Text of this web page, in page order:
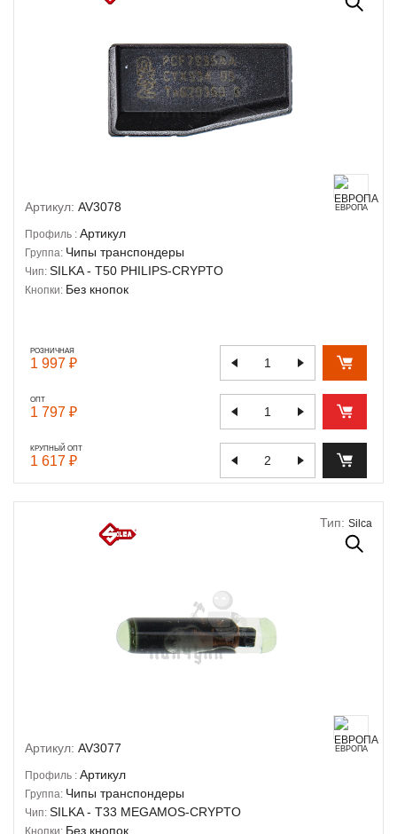
Артикул: AV3078 ЕВРОПА
Профиль : Артикул
Группа: Чипы транспондеры
Чип: SILKA - T50 PHILIPS-CRYPTO
Кнопки: Без кнопок
РОЗНИЧНАЯ
1 997 ₽
ОПТ
1 797 ₽
КРУПНЫЙ ОПТ
1 617 ₽
Тип: Silca
Артикул: AV3077 ЕВРОПА
Профиль : Артикул
Группа: Чипы транспондеры
Чип: SILKA - T33 MEGAMOS-CRYPTO
Кнопки: Без кнопок